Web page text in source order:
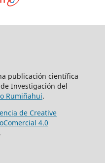
publicación científica
Investigación del
Rumiñahui.
de Creative
4.0
.